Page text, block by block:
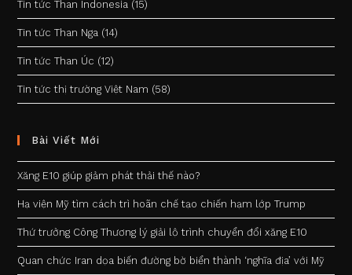
Tin tức Than Indonesia (15)
Tin tức Than Nga (14)
Tin tức Than Úc (12)
Tin tức thị trường Việt Nam (58)
Bài Viết Mới
Xăng E10 giúp giảm phát thải thế nào?
Hạ viện Mỹ tìm cách trì hoãn chế tạo chiến hạm lớp Trump
Thứ trưởng Công Thương lý giải lộ trình chuyển đổi xăng E10
Quan chức Iran dọa biến đường bờ biển thành ‘nghĩa địa’ với Mỹ